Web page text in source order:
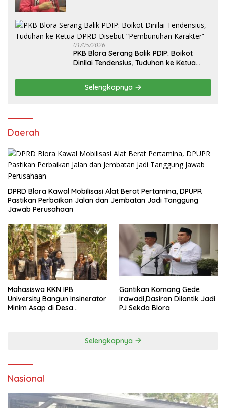
01/05/2026
PKB Blora Serang Balik PDIP: Boikot
Dinilai Tendensius, Tuduhan ke Ketua
Selengkapnya
Daerah
DPRD Blora Kawal Mobilisasi Alat Berat Pertamina, DPUPR
Pastikan Perbaikan Jalan dan Jembatan Jadi Tanggung
Jawab Perusahaan
Mahasiswa KKN IPB
University Bangun Insinerator
Minim Asap di Desa
Gantikan Komang Gede
Irawadi,Dasiran Dilantik Jadi
PJ Sekda Blora
Selengkapnya
Nasional